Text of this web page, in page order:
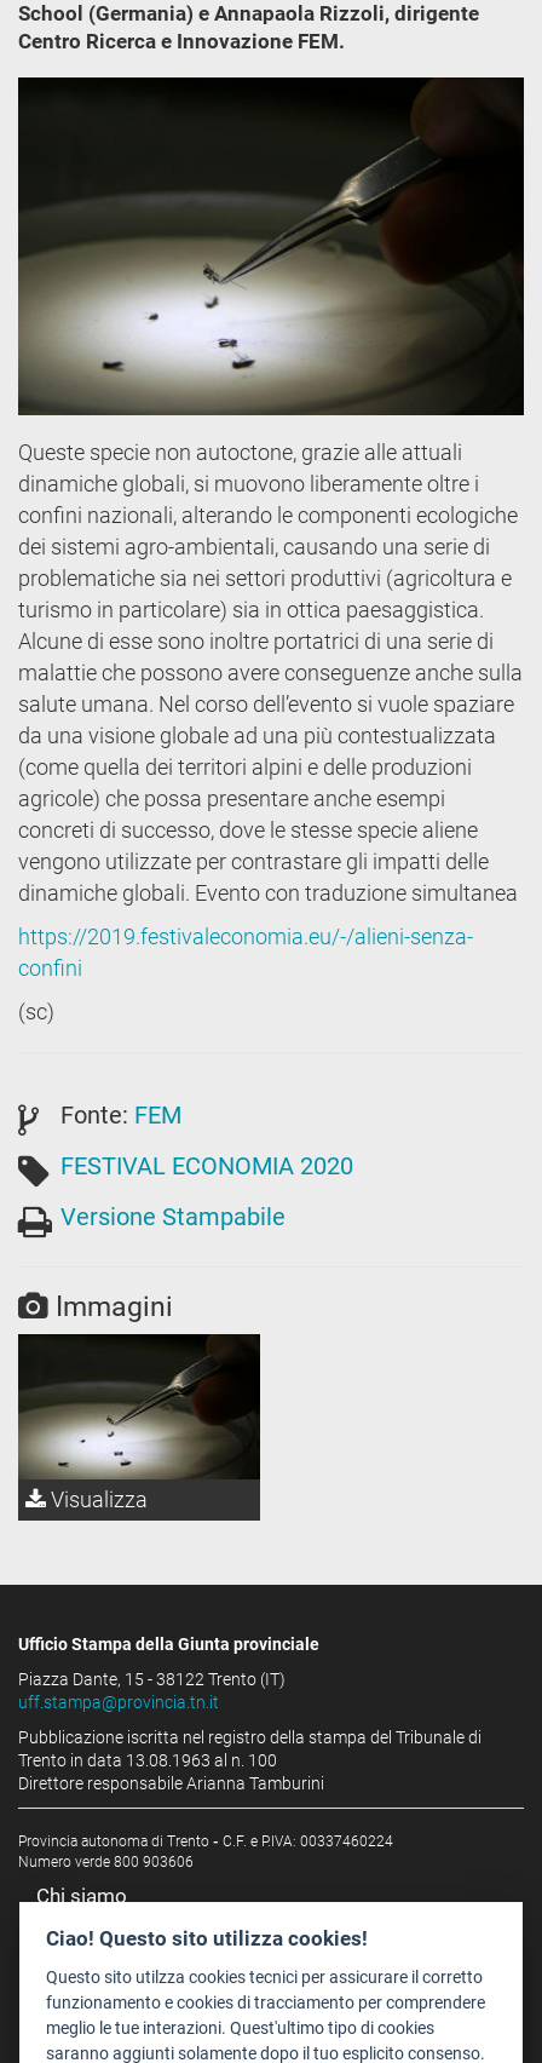
School (Germania) e Annapaola Rizzoli, dirigente
Centro Ricerca e Innovazione FEM.
Queste specie non autoctone, grazie alle attuali
dinamiche globali, si muovono liberamente oltre i
confini nazionali, alterando le componenti ecologiche
dei sistemi agro-ambientali, causando una serie di
problematiche sia nei settori produttivi (agricoltura e
turismo in particolare) sia in ottica paesaggistica.
Alcune di esse sono inoltre portatrici di una serie di
malattie che possono avere conseguenze anche sulla
salute umana. Nel corso dell’evento si vuole spaziare
da una visione globale ad una più contestualizzata
(come quella dei territori alpini e delle produzioni
agricole) che possa presentare anche esempi
concreti di successo, dove le stesse specie aliene
vengono utilizzate per contrastare gli impatti delle
dinamiche globali. Evento con traduzione simultanea
https://2019.festivaleconomia.eu/-/alieni-senza-
confini
(sc)
Fonte: FEM
FESTIVAL ECONOMIA 2020
Versione Stampabile
Immagini
Visualizza
Ufficio Stampa della Giunta provinciale
Piazza Dante, 15 - 38122 Trento (IT)
uff.stampa@provincia.tn.it
Pubblicazione iscritta nel registro della stampa del Tribunale di
Trento in data 13.08.1963 al n. 100
Direttore responsabile Arianna Tamburini
Provincia autonoma di Trento - C.F. e P.IVA: 00337460224
Numero verde 800 903606
Chi siamo
Redazione
Staff
Format - Centro Audiovisivi
Trentino Film Commission
Ciao! Questo sito utilizza cookies!
Questo sito utilzza cookies tecnici per assicurare il corretto
funzionamento e cookies di tracciamento per comprendere
meglio le tue interazioni. Quest'ultimo tipo di cookies
saranno aggiunti solamente dopo il tuo esplicito consenso.